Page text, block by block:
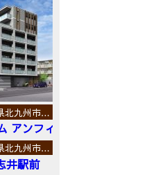
北九州市…
アンフィニ
北九州市…
井駅前